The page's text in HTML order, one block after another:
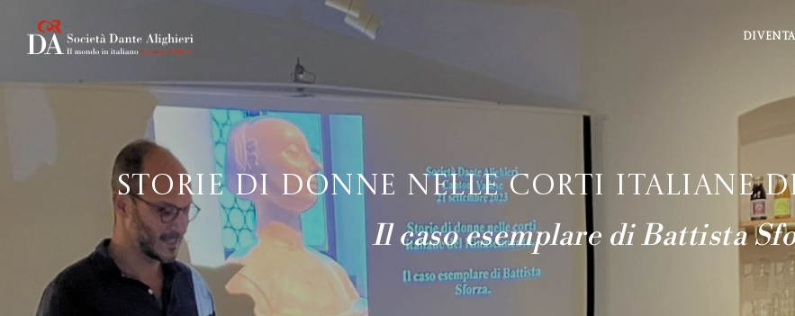
Storie di donne nelle corti italiane
Il caso esemplare di Battista